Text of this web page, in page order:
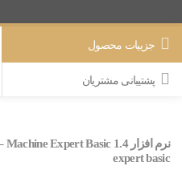
جزییات محصول
پشتیبانی مشتریان
expert basic